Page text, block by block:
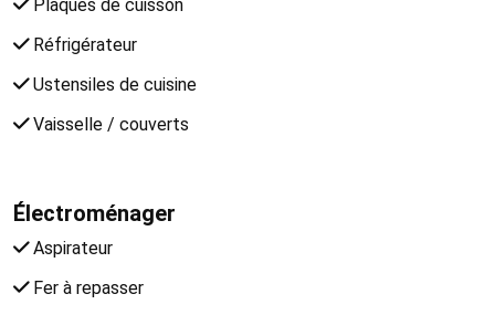
Plaques de cuisson
Réfrigérateur
Ustensiles de cuisine
Vaisselle / couverts
Électroménager
Aspirateur
Fer à repasser